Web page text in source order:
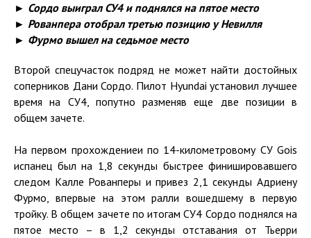
► Сордо выиграл СУ4 и поднялся на пятое место
► Рованпера отобрал третью позицию у Невилля
► Фурмо вышел на седьмое место
Второй спецучасток подряд не может найти достойных
соперников Дани Сордо. Пилот Hyundai установил лучшее
время на СУ4, попутно разменяв еще две позиции в
общем зачете.
На первом прохождениеи по 14-километровому СУ Gois
испанец был на 1,8 секунды быстрее финишировавшего
следом Калле Рованперы и привез 2,1 секунды Адриену
Фурмо, впервые на этом ралли вошедшему в первую
тройку. В общем зачете по итогам СУ4 Сордо поднялся на
пятое место – в 1,2 секунды отставания от Тьерри